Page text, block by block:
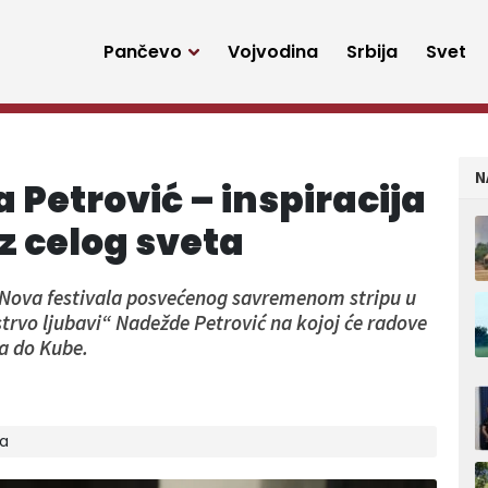
Pančevo Vojvodina Srbija Svet
Petrović – inspiracija
celog sveta
festivala posvećenog savremenom stripu u
ljubavi“ Nadežde Petrović na kojoj će radove
do Kube.